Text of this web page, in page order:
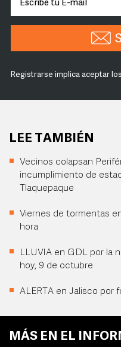
Registrarse implica aceptar los
LEE TAMBIÉN
Vecinos colapsan
incumplimiento de
Tlaquepaque
Viernes de tormentas
hora
LLUVIA en GDL por la
hoy, 9 de octubre
ALERTA en Jalisco por
MÁS EN EL